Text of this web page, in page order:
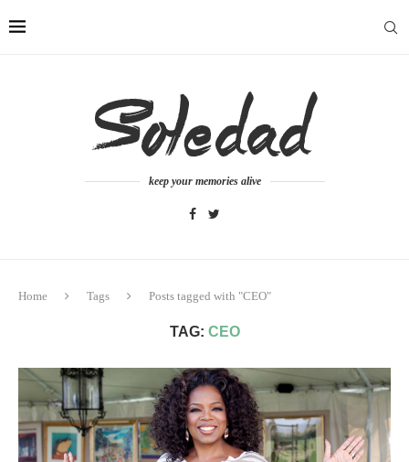
keep your memories alive
Home Tags Posts tagged with "CEO"
TAG: CEO